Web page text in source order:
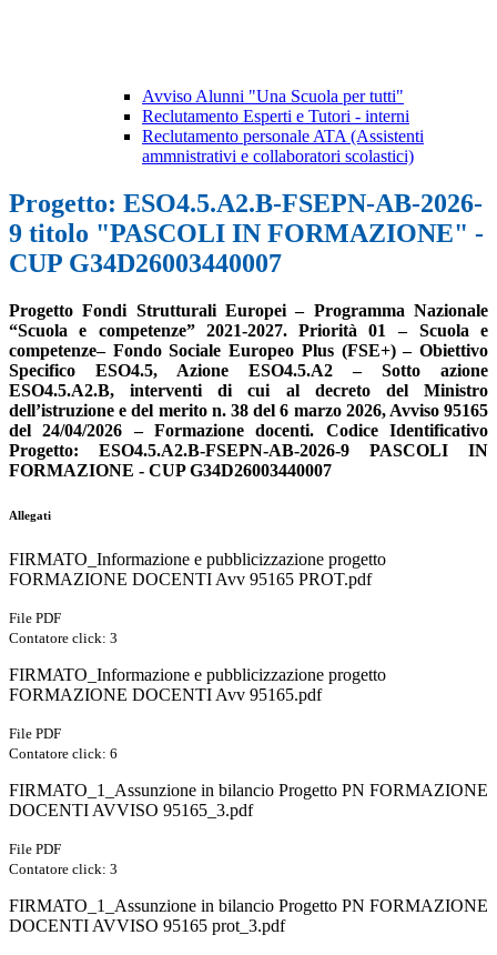
Avviso Alunni "Una Scuola per tutti"
Reclutamento Esperti e Tutori - interni
Reclutamento personale ATA (Assistenti
ammnistrativi e collaboratori scolastici)
Progetto: ESO4.5.A2.B-FSEPN-AB-2026-
9 titolo "PASCOLI IN FORMAZIONE" -
CUP G34D26003440007
Progetto Fondi Strutturali Europei – Programma Nazionale
“Scuola
e competenze” 2021-2027. Priorità 01 – Scuola e
competenze– Fondo Sociale Europeo Plus (FSE+) –Obiettivo
Specifico ESO4.5, Azione ESO4.5.A2 – Sotto azione
ESO4.5.A2.B, interventi di cui al decreto del Ministro
dell’istruzione e del merito n. 38 del 6 marzo 2026, Avviso 95165
del 24/04/2026 – Formazione docenti. Codice Identificativo
Progetto:
ESO4.5.A2.B-FSEPN-AB-2026-9 PASCOLI IN
FORMAZIONE - CUP G34D26003440007
Allegati
FIRMATO_Informazione e pubblicizzazione progetto
FORMAZIONE DOCENTI Avv 95165 PROT.pdf
File PDF
Contatore click: 3
FIRMATO_Informazione e pubblicizzazione progetto
FORMAZIONE DOCENTI Avv 95165.pdf
File PDF
Contatore click: 6
FIRMATO_1_Assunzione in bilancio Progetto PN FORMAZIONE
DOCENTI AVVISO 95165_3.pdf
File PDF
Contatore click: 3
FIRMATO_1_Assunzione in bilancio Progetto PN FORMAZIONE
DOCENTI AVVISO 95165 prot_3.pdf